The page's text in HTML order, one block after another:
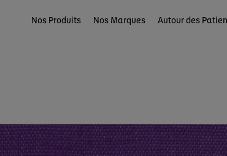
Nos Produits Nos Marques Autour des